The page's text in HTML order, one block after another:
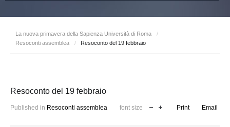
La nuova primavera della Sapienza Università di Roma
/
Resoconti assemblea
/ Resoconto del 19 febbraio
Resoconto del 19 febbraio
Published in Resoconti assemblea font size Print Email